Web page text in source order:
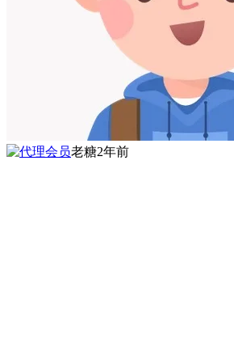
老糖2年前